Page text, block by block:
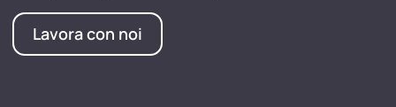
Lavora con noi